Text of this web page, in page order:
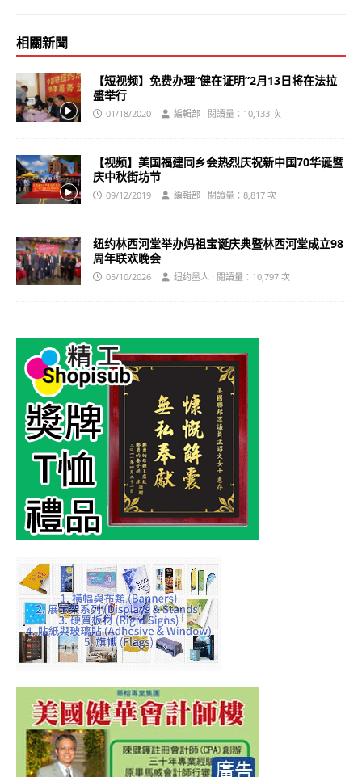
相關新聞
【短视频】免费办理“健在证明”2月13日将在法拉
盛举行
01/18/2020 編輯部 · 閱讀量：10,133 次
【视频】美国福建同乡会热烈庆祝新中国70华诞暨
庆中秋街坊节
09/12/2019 編輯部 · 閱讀量：8,817 次
纽约林西河堂举办妈祖宝诞庆典暨林西河堂成立98
周年联欢晚会
05/10/2026 纽约墨人 · 閱讀量：10,797 次